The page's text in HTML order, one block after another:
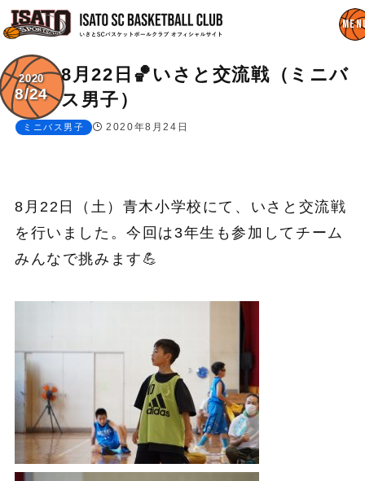
8月22日🏀いさと交流戦（ミニバ
ス男子）
2020
8/24
ミニバス男子 2020年8月24日
8月22日（土）青木小学校にて、いさと交流戦
を行いました。今回は3年生も参加してチーム
みんなで挑みます💪